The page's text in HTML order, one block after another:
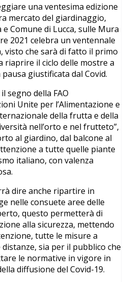
una ventesima edizione
mercato del giardinaggio,
Comune di Lucca, sulle Mura
2021 celebra un ventennale
visto che sarà di fatto il primo
riaprire il ciclo delle mostre a
giustificata dal Covid.
segno della FAO
Unite per l’Alimentazione e
della frutta e della
nell’orto e nel frutteto”,
al giardino, dal balcone al
a tutte quelle piante
italiano, con valenza
dire anche ripartire in
nelle consuete aree delle
questo permetterà di
alla sicurezza, mettendo
tutte le misure a
sia per il pubblico che
le normative in vigore in
diffusione del Covid-19.